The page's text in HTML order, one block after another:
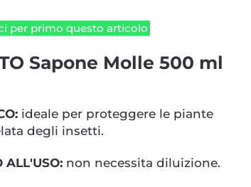
per primo questo articolo
Sapone Molle 500 ml
ideale per proteggere le piante
degli insetti.
ALL'USO: non necessita diluizione.